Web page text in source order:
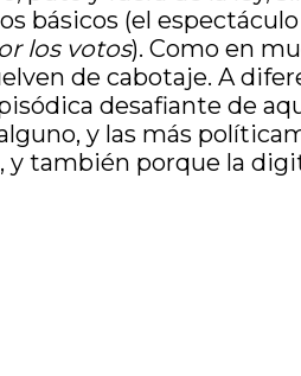
básicos (el
los votos). Como en
de cabotaje. A
desafiante de
y las más
y también porque la